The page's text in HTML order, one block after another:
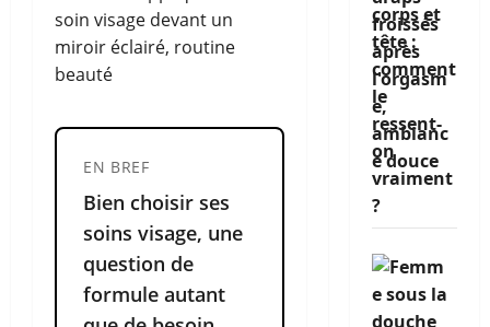
EN BREF
Bien choisir ses
soins visage, une
question de
formule autant
corps et
tête :
comment
le
ressent-
on
vraiment
?